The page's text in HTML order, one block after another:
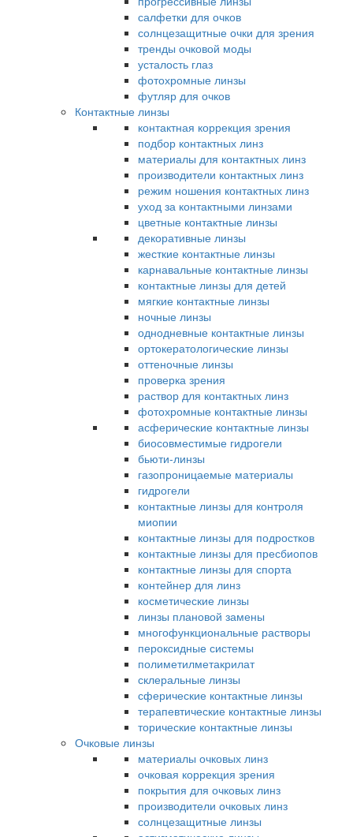
салфетки для очков
солнцезащитные очки для зрения
тренды очковой моды
усталость глаз
фотохромные линзы
футляр для очков
Контактные линзы
контактная коррекция зрения
подбор контактных линз
материалы для контактных линз
производители контактных линз
режим ношения контактных линз
уход за контактными линзами
цветные контактные линзы
декоративные линзы
жесткие контактные линзы
карнавальные контактные линзы
контактные линзы для детей
мягкие контактные линзы
ночные линзы
однодневные контактные линзы
ортокератологические линзы
оттеночные линзы
проверка зрения
раствор для контактных линз
фотохромные контактные линзы
асферические контактные линзы
биосовместимые гидрогели
бьюти-линзы
газопроницаемые материалы
гидрогели
контактные линзы для контроля
миопии
контактные линзы для подростков
контактные линзы для пресбиопов
контактные линзы для спорта
контейнер для линз
косметические линзы
линзы плановой замены
многофункциональные растворы
пероксидные системы
полиметилметакрилат
склеральные линзы
сферические контактные линзы
терапевтические контактные линзы
торические контактные линзы
Очковые линзы
материалы очковых линз
очковая коррекция зрения
покрытия для очковых линз
производители очковых линз
солнцезащитные линзы